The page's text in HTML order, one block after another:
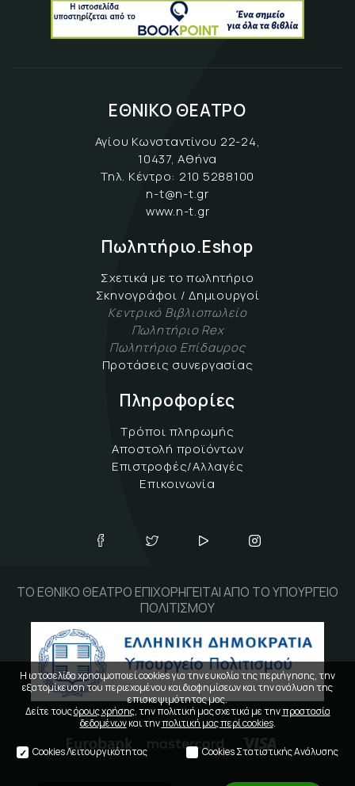
ΕΘΝΙΚΟ ΘΕΑΤΡΟ
Αγίου Κωνσταντίνου 22-24,
10437, Αθήνα
Τηλ. Κέντρο: 210 5288100
n-t@n-t.gr
www.n-t.gr
Πωλητήριο.Eshop
Σχετικά με το πωλητήριο
Σκηνογράφοι / Δημιουργοί
Κεντρικό Βιβλιοπωλείο
Πωλητήριο Rex
Πωλητήριο Επίδαυρος
Προτάσεις συνεργασίας
Πληροφορίες
Τρόποι πληρωμής
Αποστολή προϊόντων
Επιστροφές/Αλλαγές
Επικοινωνία
ΤΟ ΕΘΝΙΚΟ ΘΕΑΤΡΟ ΕΠΙΧΟΡΗΓΕΙΤΑΙ ΑΠΟ ΤΟ ΥΠΟΥΡΓΕΙΟ
ΠΟΛΙΤΙΣΜΟΥ
Η ιστοσελίδα χρησιμοποιεί cookies για την ευκολία της περιήγησης, την
εξατομίκευση του περιεχομένου και διαφημίσεων και την ανάλυση της
επισκεψιμότητας μας.
Δείτε τουςόρους χρήσης, την πολιτική μας σχετικά με τηνπροστασία
δεδομένωνκαι τηνπολιτική μας περί cookies.
Cookies Λειτουργικότητας Cookies Στατιστικής Ανάλυσης